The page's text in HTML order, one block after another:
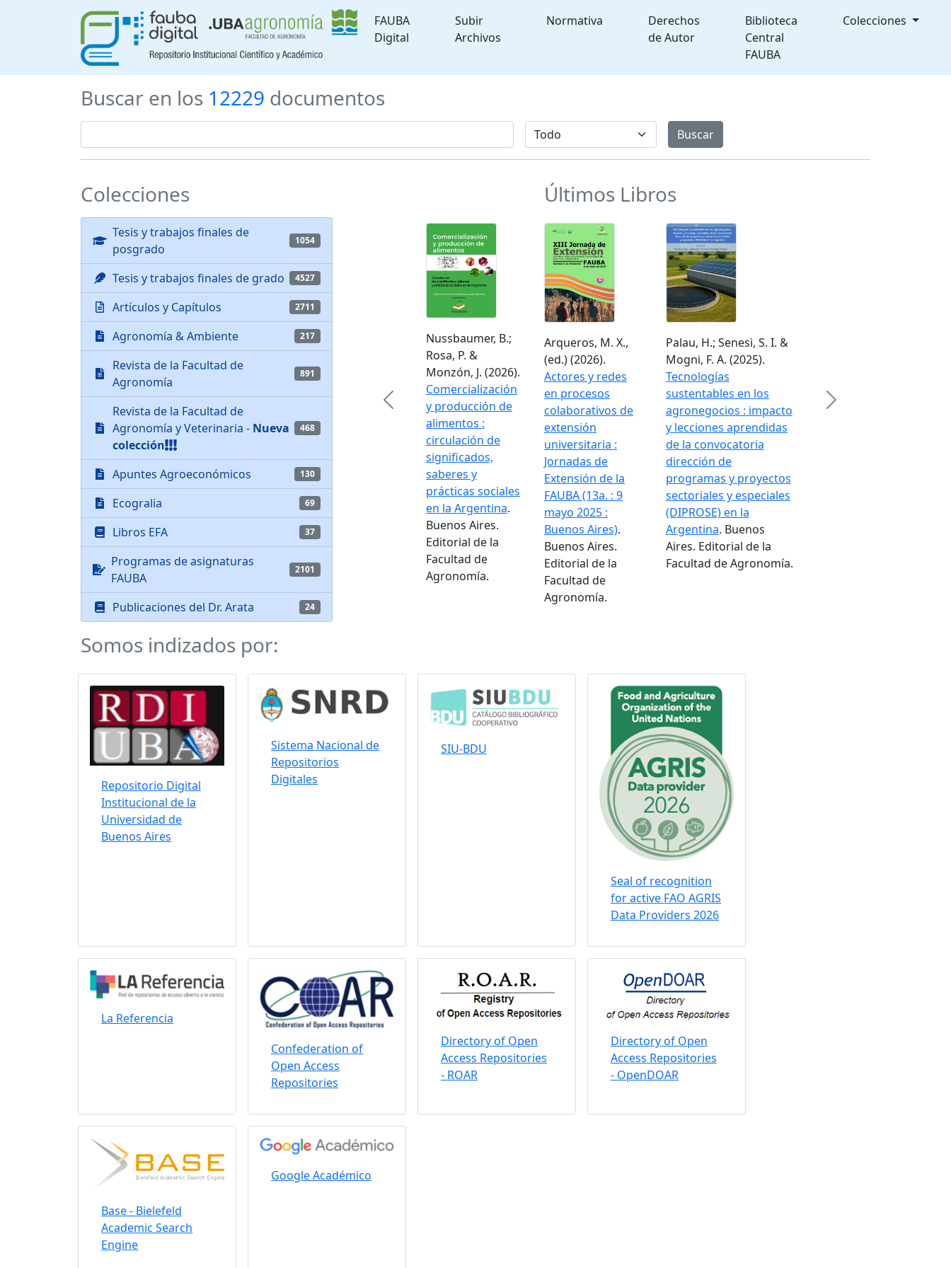
FAUBA
Digital
Subir
Archivos
Normativa
Derechos
de Autor
Biblioteca
Central
FAUBA
Colecciones
Buscar en los 12229 documentos
Colecciones
Tesis y trabajos finales de
posgrado
1054
Tesis y trabajos finales de grado 4527
Artículos y Capítulos 2711
Agronomía & Ambiente 217
Revista de la Facultad de
Agronomía
891
Revista de la Facultad de
Agronomía y Veterinaria - Nueva
colección
468
Apuntes Agroeconómicos 130
Ecogralia 69
Libros EFA 37
Programas de asignaturas
FAUBA
2101
Publicaciones del Dr. Arata 24
Últimos Libros
Nussbaumer, B.;
Rosa, P. &
Monzón, J. (2026).
Comercialización
y producción de
alimentos :
circulación de
significados,
saberes y
prácticas sociales
en la Argentina.
Buenos Aires.
Editorial de la
Facultad de
Agronomía.
Arqueros, M. X.,
(ed.) (2026).
Actores y redes
en procesos
colaborativos de
extensión
universitaria :
Jornadas de
Extensión de la
FAUBA (13a. : 9
mayo 2025 :
Buenos Aires).
Buenos Aires.
Editorial de la
Facultad de
Agronomía.
Palau, H.; Senesi, S. I. &
Mogni, F. A. (2025).
Tecnologías
sustentables en los
agronegocios : impacto
y lecciones aprendidas
de la convocatoria
dirección de
programas y proyectos
sectoriales y especiales
(DIPROSE) en la
Argentina. Buenos
Aires. Editorial de la
Facultad de Agronomía.
Previous Next
Somos indizados por:
Repositorio Digital
Institucional de la
Universidad de
Buenos Aires
Sistema Nacional de
Repositorios
Digitales
SIU-BDU
Seal of recognition
for active FAO AGRIS
Data Providers 2026
La Referencia
Confederation of
Open Access
Repositories
Directory of Open
Access Repositories
- ROAR
Directory of Open
Access Repositories
- OpenDOAR
Base - Bielefeld
Academic Search
Engine
Google Académico